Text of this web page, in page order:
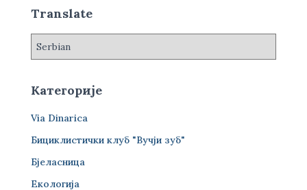
а
Translate
Категорије
Via Dinarica
Бициклистички клуб "Вучји зуб"
Бјеласница
Екологија